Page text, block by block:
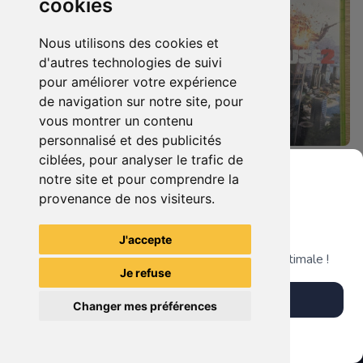
cookies
Nous utilisons des cookies et
d'autres technologies de suivi
pour améliorer votre expérience
de navigation sur notre site, pour
vous montrer un contenu
personnalisé et des publicités
ciblées, pour analyser le trafic de
notre site et pour comprendre la
provenance de nos visiteurs.
J'accepte
Je refuse
Changer mes préférences
19.90 € 0
Le Seigneur Des Anneaux - L'âge Des Conquêtes Xbox 360
4.90 €
Just Cause 2 Xbox 360
TheGamingR83
Grenier du Geek
Télécharge notre app pour une expérience optimale !
Télécharger l'app